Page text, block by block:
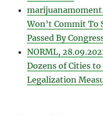
Won’t Commit
Passed By
NORML,
Dozens of Cities
Legalization